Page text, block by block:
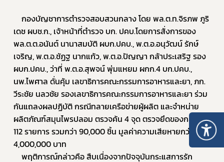
เดช ผบช.ก., เจ้าหน้าที่ตำรวจ บก. ปคบ.โดยการสั่งการของ
พล.ต.ต.อนันต์ นานาสมบัติ ผบก.ปคบ., พ.ต.อ.อนุวัฒน์ รักษ์
เจริญ, พ.ต.อ.ชัฏฐ นากแก้ว, พ.ต.อ.ปัญญา กล้าประเสริฐ รอง
ผบก.ปคบ., ว่าที่ พ.ต.อ.สุพจน์ พุ่มแหยม ผกก.4 บก.ปคบ.,
นพ.ไพศาล ดั่นคุ้ม เลขาธิการคณะกรรมการอาหารและยา, ภก.
วีระชัย นลวชัย รองเลขาธิการคณะกรรมการอาหารและยา ร่วม
กันแถลงผลปฏิบัติ กรณีทลายเครือข่ายผู้ผลิต และจำหน่าย
ผลิตภัณฑ์สมุนไพรปลอม ตรวจค้น 4 จุด ตรวจยึดของกลาง
112 รายการ รวมกว่า 90,000 ชิ้น มูลค่าความเสียหายกว่า
4,000,000 บาท